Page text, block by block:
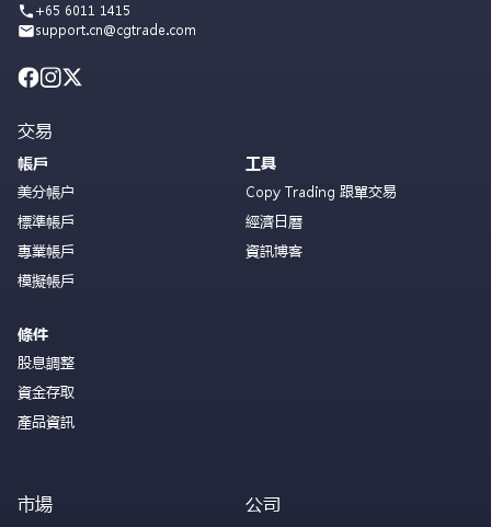
+65 6011 1415
support.cn@cgtrade.com
交易
帳戶
美分帳户
標準帳戶
專業帳戶
模擬帳戶
條件
股息調整
資金存取
產品資訊
工具
Copy Trading 跟單交易
經濟日曆
資訊博客
市場 公司